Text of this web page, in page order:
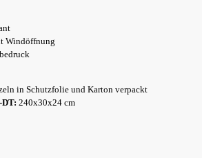
Windöffnung
in Schutzfolie und Karton verpackt
DT: 240x30x24 cm